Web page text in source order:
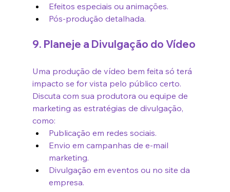
Efeitos especiais ou animações.
Pós-produção detalhada.
9. Planeje a Divulgação do Vídeo
Uma produção de vídeo bem feita só terá
impacto se for vista pelo público certo.
Discuta com sua produtora ou equipe de
marketing as estratégias de divulgação,
como:
Publicação em redes sociais.
Envio em campanhas de e-mail
marketing.
Divulgação em eventos ou no site da
empresa.